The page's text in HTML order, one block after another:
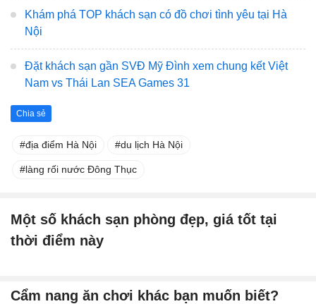
Khám phá TOP khách sạn có đồ chơi tình yêu tại Hà
Nội
Đặt khách sạn gần SVĐ Mỹ Đình xem chung kết Việt
Nam vs Thái Lan SEA Games 31
Chia sẻ
địa điểm Hà Nội du lịch Hà Nội
làng rối nước Đông Thục
Một số khách sạn phòng đẹp, giá tốt tại
thời điểm này
Cẩm nang ăn chơi khác bạn muốn biết?